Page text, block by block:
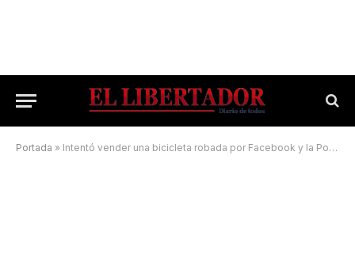
Portada » Intentó vender una bicicleta robada por Facebook y la Policía lo engañó para detenerlo